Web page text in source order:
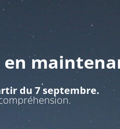
du 7 septembre.